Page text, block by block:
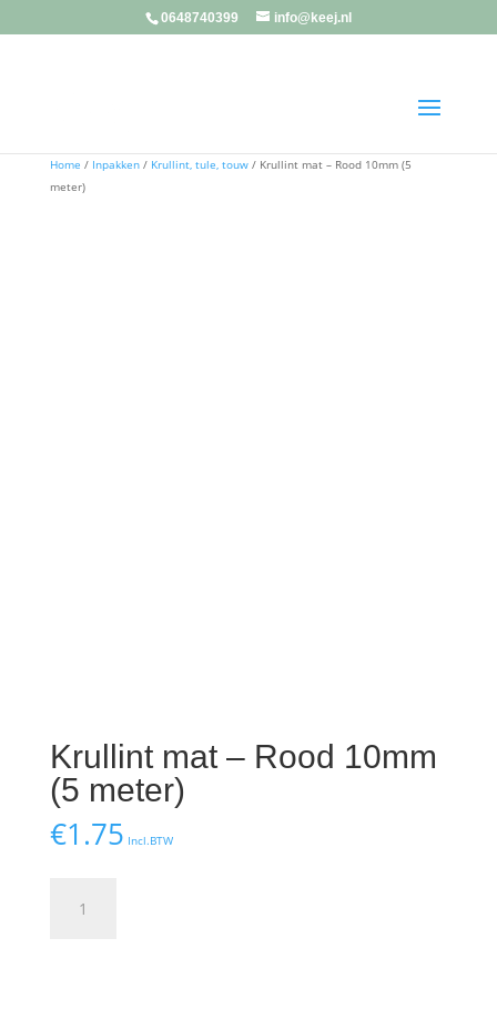
0648740399 info@keej.nl
Home / Inpakken/ Krullint, tule, touw/ Krullint mat – Rood 10mm (5
meter)
Krullint mat – Rood 10mm
(5 meter)
€1.75 Incl.BTW